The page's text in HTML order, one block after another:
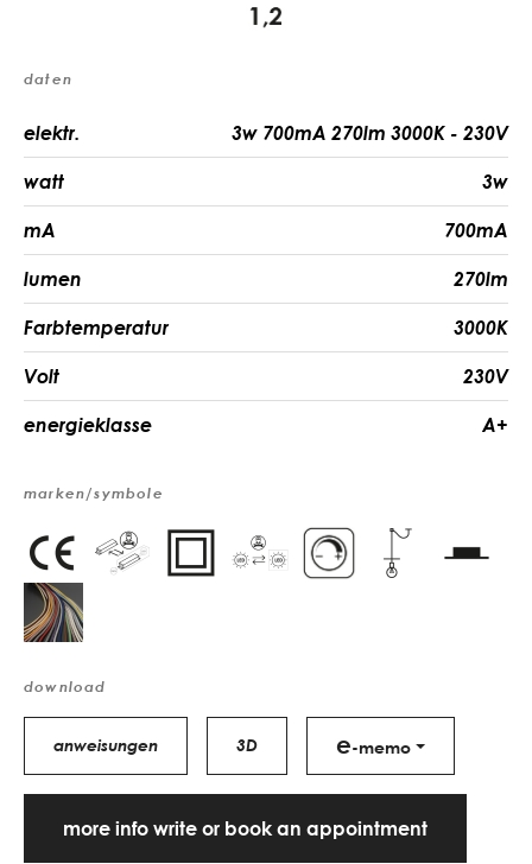
daten
elektr. 3w 700mA 270lm 3000K - 230V
watt 3w
mA 700mA
lumen 270lm
Farbtemperatur 3000K
Volt 230V
energieklasse A+
marken/symbole
download
anweisungen 3D e-memo
more info write or book an appointment